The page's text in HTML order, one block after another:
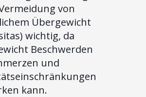
von
Übergewicht
wichtig, da
Beschwerden
und
kann.